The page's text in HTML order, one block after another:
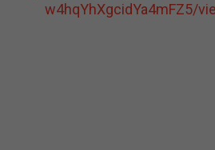
w4hqYhXgcidYa4mFZ5/